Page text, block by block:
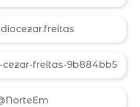
cezar-freitas-9b884bb5